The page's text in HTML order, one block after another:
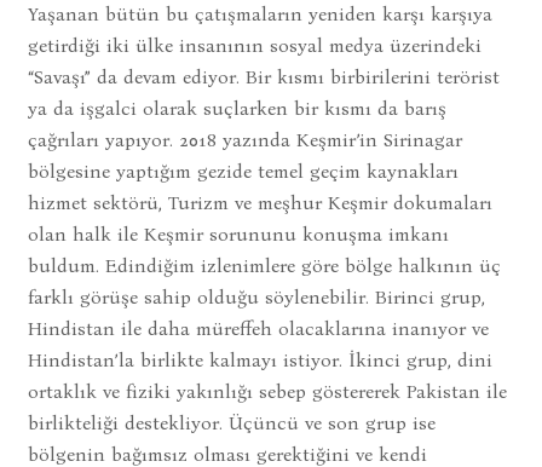
Yaşanan bütün bu çatışmaların yeniden karşı karşıya
getirdiği iki ülke insanının sosyal medya üzerindeki
“Savaşı” da devam ediyor. Bir kısmı birbirilerini terörist
ya da işgalci olarak suçlarken bir kısmı da barış
çağrıları yapıyor. 2018 yazında Keşmir’in Sirinagar
bölgesine yaptığım gezide temel geçim kaynakları
hizmet sektörü, Turizm ve meşhur Keşmir dokumaları
olan halk ile Keşmir sorununu konuşma imkanı
buldum. Edindiğim izlenimlere göre bölge halkının üç
farklı görüşe sahip olduğu söylenebilir. Birinci grup,
Hindistan ile daha müreffeh olacaklarına inanıyor ve
Hindistan’la birlikte kalmayı istiyor. İkinci grup, dini
ortaklık ve fiziki yakınlığı sebep göstererek Pakistan ile
birlikteliği destekliyor. Üçüncü ve son grup ise
bölgenin bağımsız olması gerektiğini ve kendi